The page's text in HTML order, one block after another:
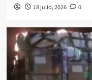
18 julio, 2026 0